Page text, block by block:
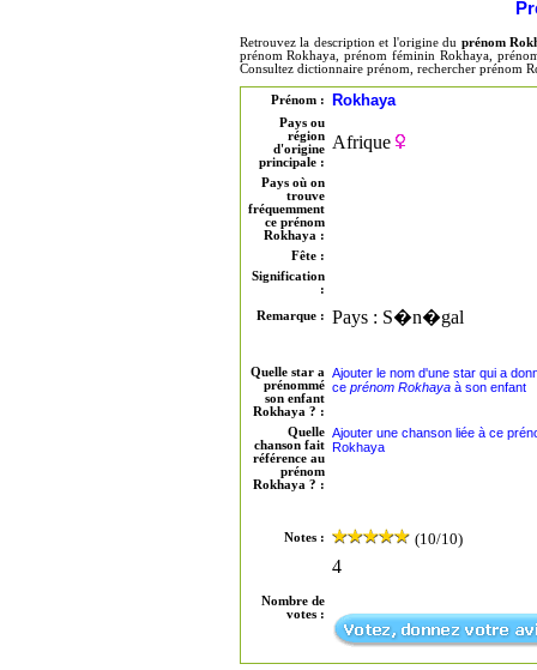
Retrouvez la description et l'origine du prénom
prénom Rokhaya, prénom féminin Rokhaya,
Consultez dictionnaire prénom, rechercher prénom
Prénom : Rokhaya
Pays ou
région
d'origine
principale :
Afrique
Pays où on
trouve
fréquemment
ce prénom
Rokhaya :
Fête :
Signification
:
Remarque :
Pays : S�n�gal
Quelle star a
prénommé
son enfant
Rokhaya ? :
Ajouter le nom d'une star qui a
ce prénom Rokhayaà son enfant
Quelle
chanson fait
référence au
prénom
Rokhaya ? :
Ajouter une chanson liée à ce
Rokhaya
Notes : (10/10)
Nombre de
votes :
4